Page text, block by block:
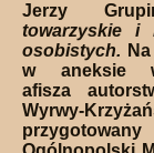
Jerzy
towarzyskie i
osobistych.
w aneksie
afisza
Wyrwy-